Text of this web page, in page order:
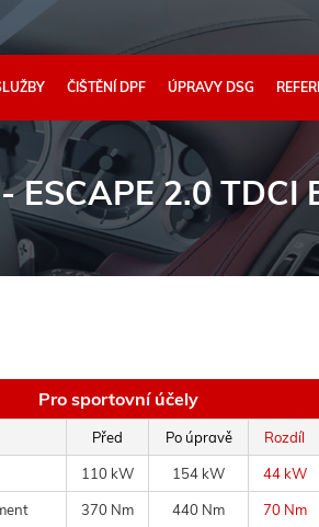
ČIŠTĚNÍ DPF ÚPRAVY DSG
ESCAPE 2.0 TDCI
Pro sportovní účely
Před Po úpravě Rozdíl
110 kW 154 kW 44 kW
370 Nm 440 Nm 70 Nm